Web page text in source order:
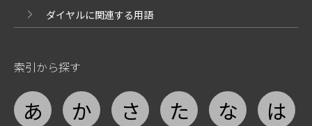
ダイヤルに関連する用語
索引から探す
あ か さ た な
は